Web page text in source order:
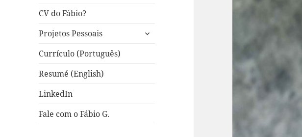
CV do Fábio?
Projetos Pessoais
expandir
Currículo (Português)
Resumé (English)
LinkedIn
Fale com o Fábio G.